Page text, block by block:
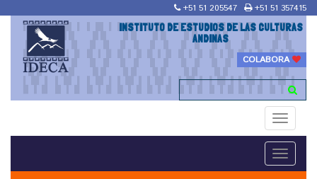
+51 51 205547 +51 51 357415
INSTITUTO DE ESTUDIOS DE LAS CULTURAS
ANDINAS
COLABORA
Toggle
Toggle